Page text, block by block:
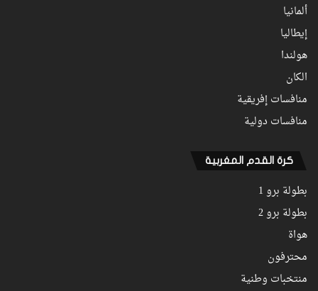
ألمانيا
إيطاليا
هولندا
الكان
منافسات إفريقية
منافسات دولية
كرة القدم المغربية
بطولة برو 1
بطولة برو 2
هواة
محترفون
منتخبات وطنية